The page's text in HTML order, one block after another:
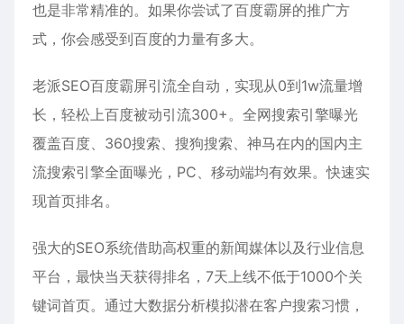
也是非常精准的。如果你尝试了百度霸屏的推广方
式，你会感受到百度的力量有多大。
老派SEO百度霸屏引流全自动，实现从0到1w流量增
长，轻松上百度被动引流300+。全网搜索引擎曝光
覆盖百度、360搜索、搜狗搜索、神马在内的国内主
流搜索引擎全面曝光，PC、移动端均有效果。快速实
现首页排名。
强大的SEO系统借助高权重的新闻媒体以及行业信息
平台，最快当天获得排名，7天上线不低于1000个关
键词首页。通过大数据分析模拟潜在客户搜索习惯，